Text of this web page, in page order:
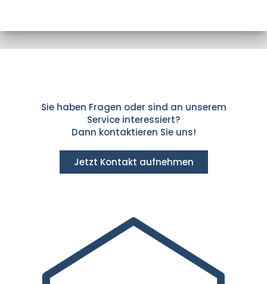
Sie haben Fragen oder sind an unserem
Service interessiert?
Dann kontaktieren Sie uns!
Jetzt Kontakt aufnehmen